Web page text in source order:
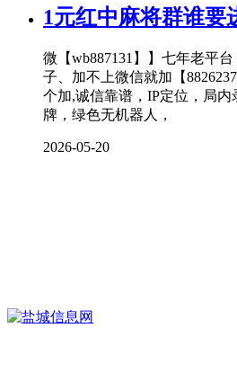
1元红中麻将群谁要
微【wb887131】】七年老平
子、加不上微信就加【
个加,诚信靠谱，IP定位，局
牌，绿色无机器人，
2026-05-20